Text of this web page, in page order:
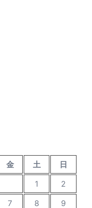
金 土
日
1
2
7 8 9